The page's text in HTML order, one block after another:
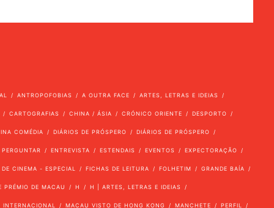
ANTROPOFOBIAS A OUTRA FACE ARTES, LETRAS E IDEIAS
CARTOGRAFIAS CHINA / ÁSIA CRÓNICO ORIENTE DESPORTO
COMÉDIA DIÁRIOS DE PRÓSPERO DIÁRIOS DE PRÓSPERO
ENTREVISTA ESTENDAIS EVENTOS EXPECTORAÇÃO
CINEMA - ESPECIAL FICHAS DE LEITURA FOLHETIM GRANDE BAÍA
PRÉMIO DE MACAU H H | ARTES, LETRAS E IDEIAS
INTERNACIONAL MACAU VISTO DE HONG KONG MANCHETE PERFIL